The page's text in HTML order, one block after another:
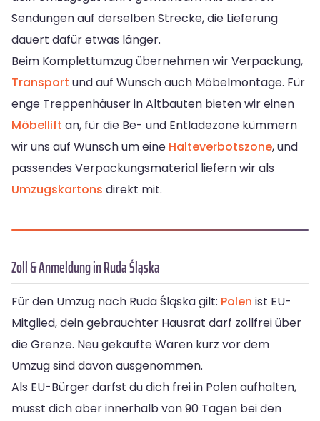
Sendungen auf derselben Strecke, die Lieferung
dauert dafür etwas länger.
Beim Komplettumzug übernehmen wir Verpackung,
Transport und auf Wunsch auch Möbelmontage. Für
enge Treppenhäuser in Altbauten bieten wir einen
Möbellift an, für die Be- und Entladezone kümmern
wir uns auf Wunsch um eine Halteverbotszone, und
passendes Verpackungsmaterial liefern wir als
Umzugskartons direkt mit.
Zoll & Anmeldung in Ruda Śląska
Für den Umzug nach Ruda Śląska gilt: Polen ist EU-
Mitglied, dein gebrauchter Hausrat darf zollfrei über
die Grenze. Neu gekaufte Waren kurz vor dem
Umzug sind davon ausgenommen.
Als EU-Bürger darfst du dich frei in Polen aufhalten,
musst dich aber innerhalb von 90 Tagen bei den